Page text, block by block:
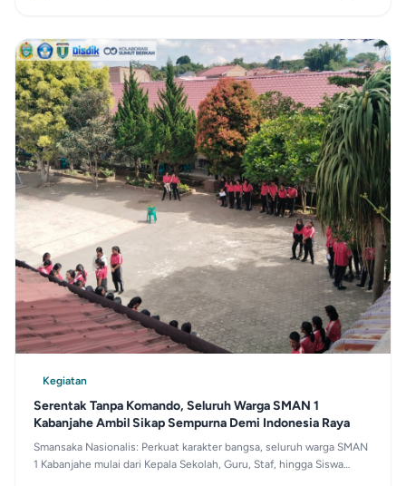
Kegiatan
Serentak Tanpa Komando, Seluruh Warga SMAN 1
Kabanjahe Ambil Sikap Sempurna Demi Indonesia Raya
Smansaka Nasionalis: Perkuat karakter bangsa, seluruh warga SMAN
1 Kabanjahe mulai dari Kepala Sekolah, Guru, Staf, hingga Siswa